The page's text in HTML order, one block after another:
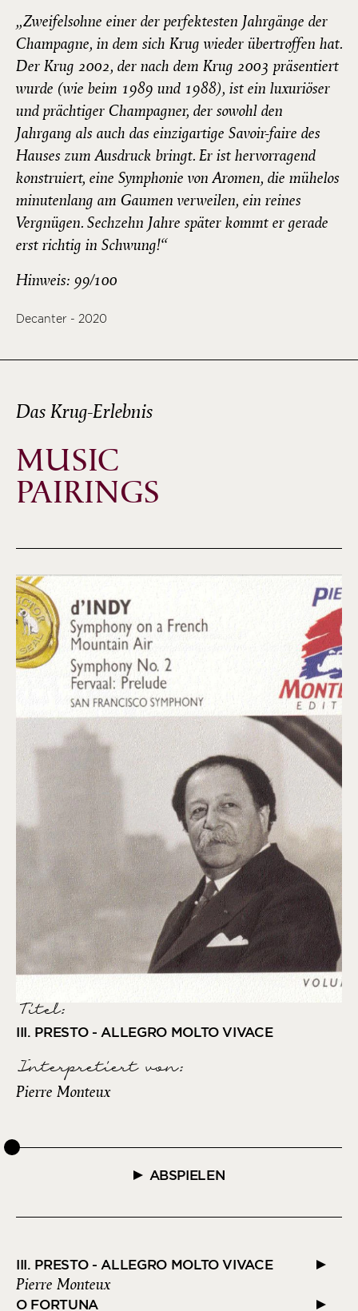
„Zweifelsohne einer der perfektesten Jahrgänge der
Champagne, in dem sich Krug wieder übertroffen hat.
Der Krug 2002, der nach dem Krug 2003 präsentiert
wurde (wie beim 1989 und 1988), ist ein luxuriöser
und prächtiger Champagner, der sowohl den
Jahrgang als auch das einzigartige Savoir-faire des
Hauses zum Ausdruck bringt. Er ist hervorragend
konstruiert, eine Symphonie von Aromen, die mühelos
minutenlang am Gaumen verweilen, ein reines
Vergnügen. Sechzehn Jahre später kommt er gerade
erst richtig in Schwung!“
Hinweis: 99/100
Decanter - 2020
Das Krug-Erlebnis
MUSIC
PAIRINGS
Titel:
III. PRESTO - ALLEGRO MOLTO VIVACE
Interpretiert von:
Pierre Monteux
ABSPIELEN
III. PRESTO - ALLEGRO MOLTO VIVACE
Pierre Monteux
O FORTUNA